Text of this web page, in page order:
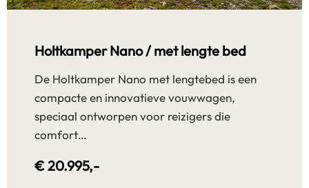
Holtkamper Nano / met lengte bed
De Holtkamper Nano met lengtebed is een
compacte en innovatieve vouwwagen,
speciaal ontworpen voor reizigers die
comfort…
€ 20.995,-